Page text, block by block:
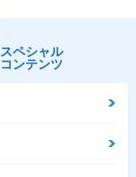
スペシャル
コンテンツ